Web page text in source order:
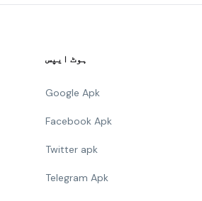
ہوٹ ایپس
Google Apk
Facebook Apk
Twitter apk
Telegram Apk